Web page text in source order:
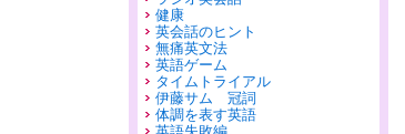
健康
英会話のヒント
無痛英文法
英語ゲーム
タイムトライアル
伊藤サム 冠詞
体調を表す英語